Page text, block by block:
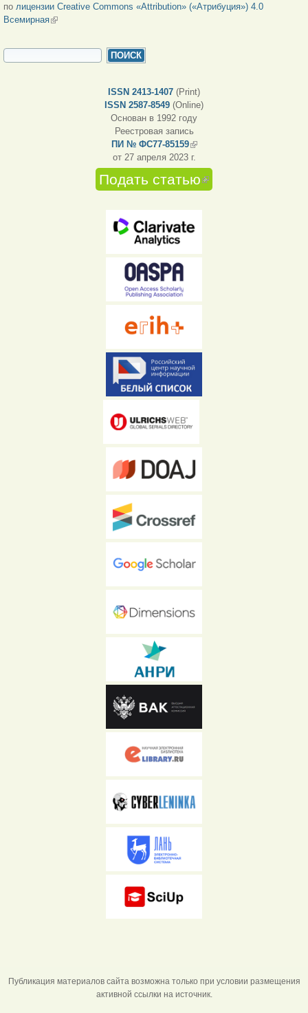
по лицензии Creative Commons «Attribution» («Атрибуция») 4.0
Всемирная(внешняя ссылка)
ФОРМА ПОИСКА
ISSN 2413-1407 (Print)
ISSN 2587-8549 (Online)
Основан в 1992 году
Реестровая запись
ПИ № ФС77-85159(внешняя ссылка)
от 27 апреля 2023 г.
Подать статью
Публикация материалов сайта возможна только при условии размещения
активной ссылки на источник.